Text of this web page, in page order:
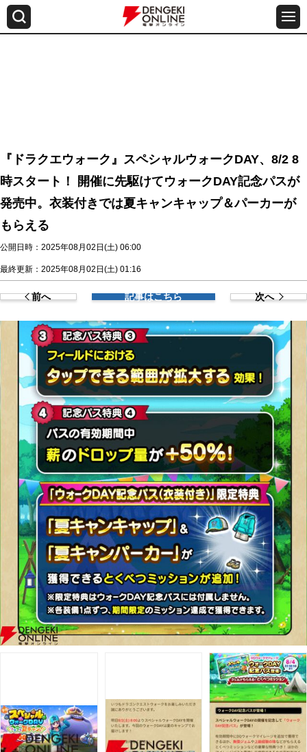
『ドラクエウォーク』スペシャルウォークDAY、8/2 8
時スタート！ 開催に先駆けてウォークDAY記念パスが
発売中。衣装付きでは夏キャンキャップ＆パーカーが
もらえる
公開日時：2025年08月02日(土) 06:00
最終更新：2025年08月02日(土) 01:16
前へ 記事はこちら 次へ